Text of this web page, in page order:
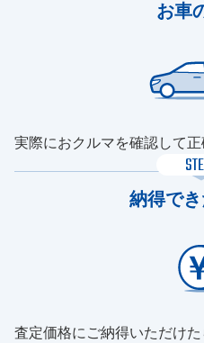
お車
実際におクルマを確認して
納得で
査定価格にご納得いただけ